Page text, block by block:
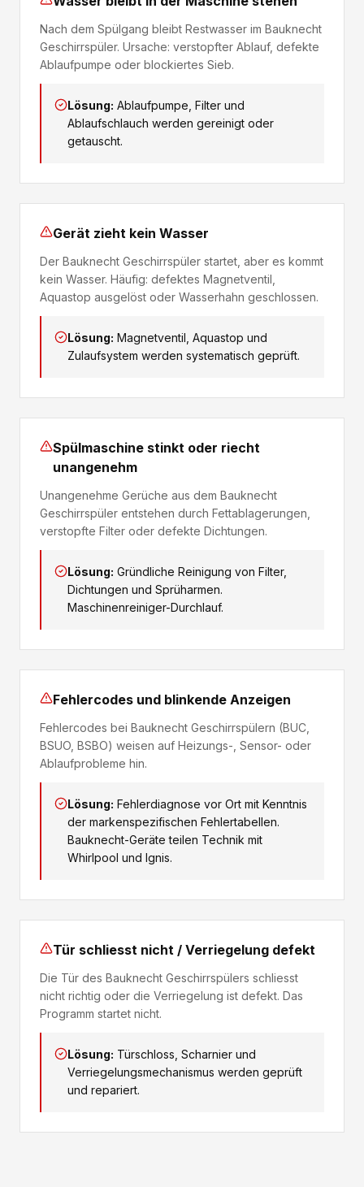
Nach dem Spülgang bleibt Restwasser im Bauknecht
Geschirrspüler. Ursache: verstopfter Ablauf, defekte
Ablaufpumpe oder blockiertes Sieb.
Lösung: Ablaufpumpe, Filter und
Ablaufschlauch werden gereinigt oder
getauscht.
Gerät zieht kein Wasser
Der Bauknecht Geschirrspüler startet, aber es kommt
kein Wasser. Häufig: defektes Magnetventil,
Aquastop ausgelöst oder Wasserhahn geschlossen.
Lösung: Magnetventil, Aquastop und
Zulaufsystem werden systematisch geprüft.
Spülmaschine stinkt oder riecht
unangenehm
Unangenehme Gerüche aus dem Bauknecht
Geschirrspüler entstehen durch Fettablagerungen,
verstopfte Filter oder defekte Dichtungen.
Lösung: Gründliche Reinigung von Filter,
Dichtungen und Sprüharmen.
Maschinenreiniger-Durchlauf.
Fehlercodes und blinkende Anzeigen
Fehlercodes bei Bauknecht Geschirrspülern (BUC,
BSUO, BSBO) weisen auf Heizungs-, Sensor- oder
Ablaufprobleme hin.
Lösung: Fehlerdiagnose vor Ort mit Kenntnis
der markenspezifischen Fehlertabellen.
Bauknecht-Geräte teilen Technik mit
Whirlpool und Ignis.
Tür schliesst nicht / Verriegelung defekt
Die Tür des Bauknecht Geschirrspülers schliesst
nicht richtig oder die Verriegelung ist defekt. Das
Programm startet nicht.
Lösung: Türschloss, Scharnier und
Verriegelungsmechanismus werden geprüft
und repariert.